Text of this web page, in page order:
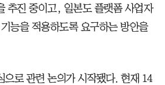
추진 중이고, 일본도 플랫폼 사업자
능을 적용하도록 요구하는 방안을
으로 관련 논의가 시작됐다. 현재 14